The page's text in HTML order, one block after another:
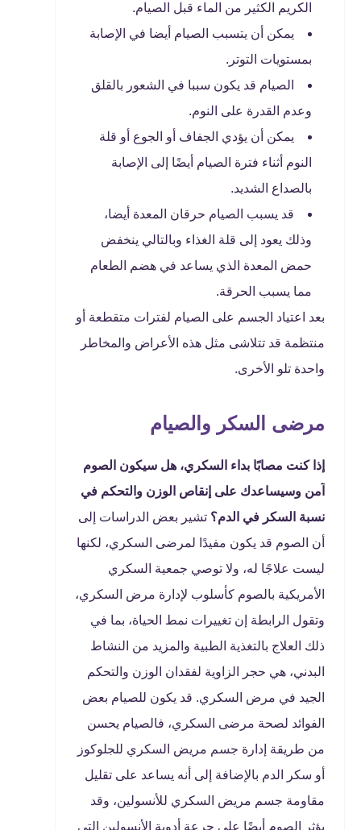
الكريم الكثير من الماء قبل الصيام.
يمكن أن يتسبب الصيام أيضا في الإصابة
بمستويات التوتر.
الصيام قد يكون سببا في الشعور بالقلق
وعدم القدرة على النوم.
يمكن أن يؤدي الجفاف أو الجوع أو قلة
النوم أثناء فترة الصيام أيضًا إلى الإصابة
بالصداع الشديد.
قد يسبب الصيام حرقان المعدة أيضا،
وذلك يعود إلى قلة الغذاء وبالتالي ينخفض
حمض المعدة الذي يساعد في هضم الطعام
مما يسبب الحرقة.
بعد اعتياد الجسم على الصيام لفترات متقطعة أو
منتظمة قد تتلاشى مثل هذه الأعراض والمخاطر
واحدة تلو الأخرى.
مرضى السكر والصيام
إذا كنت مصابًا بداء السكري، هل سيكون الصوم
آمن وسيساعدك على إنقاص الوزن والتحكم في
نسبة السكر في الدم؟ تشير بعض الدراسات إلى
أن الصوم قد يكون مفيدًا لمرضى السكري، لكنها
ليست علاجًا له، ولا توصي جمعية السكري
الأمريكية بالصوم كأسلوب لإدارة مرض السكري،
وتقول الرابطة إن تغييرات نمط الحياة، بما في
ذلك العلاج بالتغذية الطبية والمزيد من النشاط
البدني، هي حجر الزاوية لفقدان الوزن والتحكم
الجيد في مرض السكري. قد يكون للصيام بعض
الفوائد لصحة مرضى السكري، فالصيام يحسن
من طريقة إدارة جسم مريض السكري للجلوكوز
أو سكر الدم بالإضافة إلى أنه يساعد على تقليل
مقاومة جسم مريض السكري للأنسولين، وقد
يؤثر الصوم أيضًا على جرعة أدوية الأنسولين التي